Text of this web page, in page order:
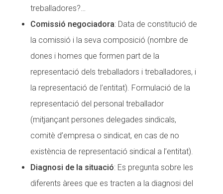
treballadores?…
Comissió negociadora: Data de constitució de
la comissió i la seva composició (nombre de
dones i homes que formen part de la
representació dels treballadors i treballadores, i
la representació de l’entitat). Formulació de la
representació del personal treballador
(mitjançant persones delegades sindicals,
comitè d’empresa o sindicat, en cas de no
existència de representació sindical a l’entitat).
Diagnosi de la situació: Es pregunta sobre les
diferents àrees que es tracten a la diagnosi del